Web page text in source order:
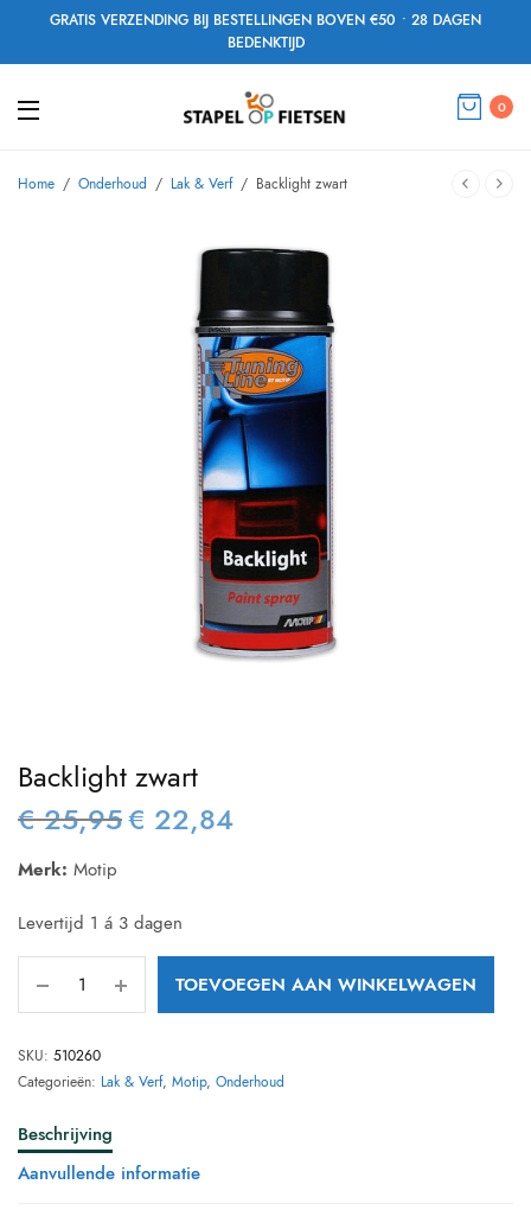
GRATIS VERZENDING BIJ BESTELLINGEN BOVEN €50 • 28 DAGEN
BEDENKTIJD
0
Home / Onderhoud / Lak & Verf / Backlight zwart
Backlight zwart
€25,95 Oorspronkelijke
€ 22,84Huidige
Merk: Motip
Levertijd 1 á 3 dagen
TOEVOEGEN AAN WINKELWAGEN
SKU: 510260
Categorieën: Lak & Verf, Motip, Onderhoud
Beschrijving
Aanvullende informatie